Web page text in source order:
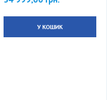
У КОШИК